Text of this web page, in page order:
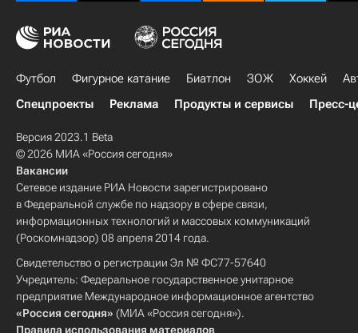
Футбол Фигурное катание Биатлон ЗОЖ Хоккей
Спецпроекты
Реклама Продукты и сервисы Пресс-
Версия 2023.1 Beta
© 2026 МИА «Россия сегодня»
Вакансии
Сетевое издание РИА Новости зарегистрировано
в Федеральной службе по надзору в сфере связи,
информационных технологий и массовых коммуникаций
(Роскомнадзор) 08 апреля 2014 года.
Свидетельство о регистрации Эл № ФС77-57640
Учредитель: Федеральное государственное унитарное
предприятие Международное информационное агентство
«Россия сегодня» (МИА «Россия сегодня»).
Правила использования материалов